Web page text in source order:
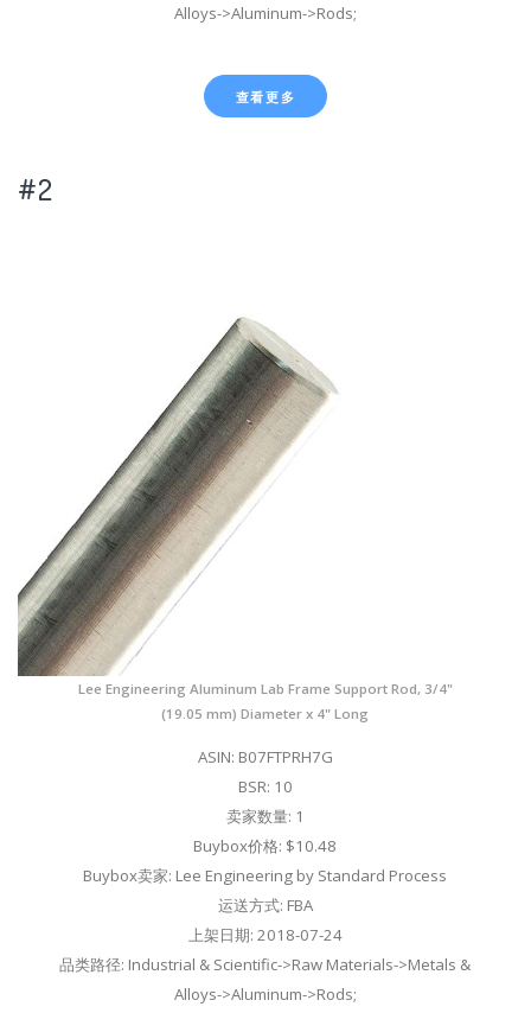
Alloys->Aluminum->Rods;
查看更多
#2
Lee Engineering Aluminum Lab Frame Support Rod, 3/4"
(19.05 mm) Diameter x 4" Long
ASIN: B07FTPRH7G
BSR: 10
卖家数量: 1
Buybox价格: $10.48
Buybox卖家: Lee Engineering by Standard Process
运送方式: FBA
上架日期: 2018-07-24
品类路径: Industrial & Scientific->Raw Materials->Metals &
Alloys->Aluminum->Rods;